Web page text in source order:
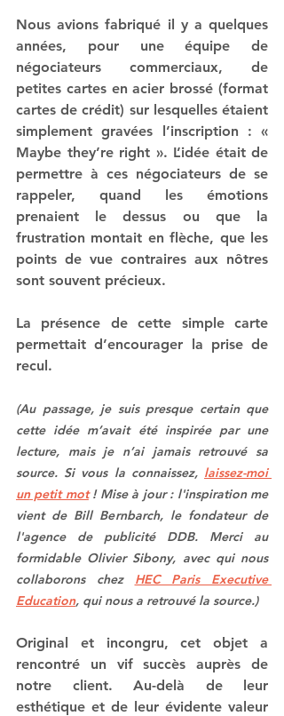
Nous avions fabriqué il y a quelques
années, pour une équipe de
négociateurs commerciaux, de
petites cartes en acier brossé (format
cartes de crédit) sur lesquelles étaient
simplement gravées l’inscription : «
Maybe they’re right ». L’idée était de
permettre à ces négociateurs de se
rappeler, quand les émotions
prenaient le dessus ou que la
frustration montait en flèche, que les
points de vue contraires aux nôtres
sont souvent précieux.
La présence de cette simple carte
permettait d’encourager la prise de
recul.
(Au passage, je suis presque certain que
cette idée m’avait été inspirée par une
lecture, mais je n’ai jamais retrouvé sa
source. Si vous la connaissez, laissez-moi
un petit mot ! Mise à jour : l'inspiration me
vient de Bill Bernbarch, le fondateur de
l'agence de publicité DDB. Merci au
formidable Olivier Sibony, avec qui nous
collaborons chez HEC Paris Executive
Education, qui nous a retrouvé la source.)
Original et incongru, cet objet a
rencontré un vif succès auprès de
notre client. Au-delà de leur
esthétique et de leur évidente valeur